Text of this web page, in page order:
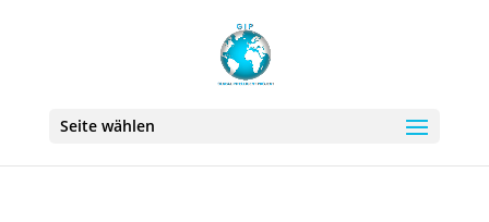
Seite wählen